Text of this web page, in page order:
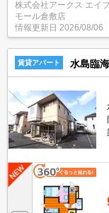
で訪問者の顔を確
室内設備は洗面所
歩5分に駅がある
株式会社アークス エイ
モール倉敷店
情報更新日 2026/08/06
賃貸アパート 水島臨